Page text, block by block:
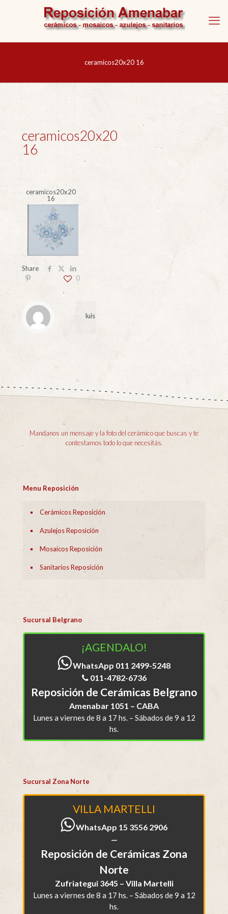
ceramicos20x20 16
ceramicos20x20
16
ceramicos20x20
16
Share
0
luis
Mandanos un mensaje y la foto del cerámico que buscas y te
contestamos todo lo que necesitás.
Menu Reposición
Cerámicos Reposición
Azulejos Reposición
Mosaicos Reposición
Sanitarios Reposición
Sucursal Belgrano
¡AGENDALO!
WhatsApp 011 2499-5248
011-4782-6736
Reposición de Cerámicas Belgrano
Amenabar 1051 – CABA
Lunes a viernes de 8 a 17 hs. – Sábados de 9 a 12
hs.
Sucursal Zona Norte
VILLA MARTELLI
WhatsApp 15 3556 2906
—
Reposición de Cerámicas Zona
Norte
Zufriategui 3645 – Villa Martelli
Lunes a viernes de 8 a 17 hs. – Sábados de 9 a 12
hs.